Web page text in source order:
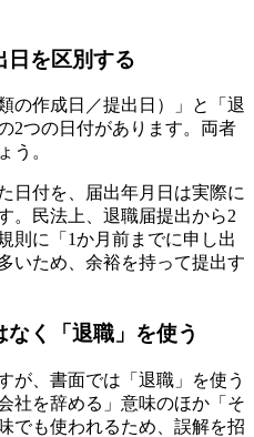
日を区別する
の作成日／提出日）」と「退
2つの日付があります。両者
う。
日付を、届出年月日は実際に
。民法上、退職届提出から2
則に「1か月前までに申し出
いため、余裕を持って提出す
く「退職」を使う
が、書面では「退職」を使う
社を辞める」意味のほか「そ
でも使われるため、誤解を招